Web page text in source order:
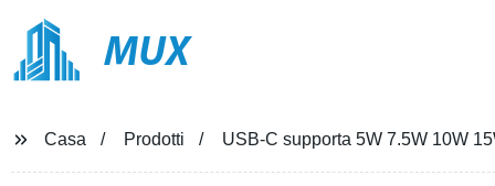
MUX
Casa Prodotti USB-C supporta 5W 7.5W 10W